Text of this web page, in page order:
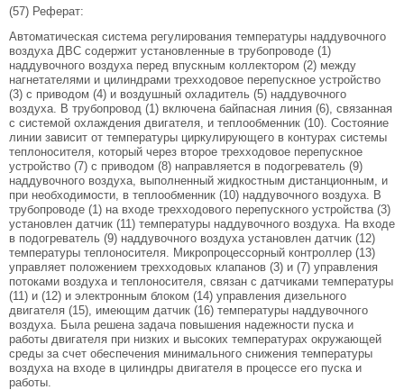
(57) Реферат:
Автоматическая система регулирования температуры наддувочного
воздуха ДВС содержит установленные в трубопроводе (1)
наддувочного воздуха перед впускным коллектором (2) между
нагнетателями и цилиндрами трехходовое перепускное устройство
(3) с приводом (4) и воздушный охладитель (5) наддувочного
воздуха. В трубопровод (1) включена байпасная линия (6), связанная
с системой охлаждения двигателя, и теплообменник (10). Состояние
линии зависит от температуры циркулирующего в контурах системы
теплоносителя, который через второе трехходовое перепускное
устройство (7) с приводом (8) направляется в подогреватель (9)
наддувочного воздуха, выполненный жидкостным дистанционным, и
при необходимости, в теплообменник (10) наддувочного воздуха. В
трубопроводе (1) на входе трехходового перепускного устройства (3)
установлен датчик (11) температуры наддувочного воздуха. На входе
в подогреватель (9) наддувочного воздуха установлен датчик (12)
температуры теплоносителя. Микропроцессорный контроллер (13)
управляет положением трехходовых клапанов (3) и (7) управления
потоками воздуха и теплоносителя, связан с датчиками температуры
(11) и (12) и электронным блоком (14) управления дизельного
двигателя (15), имеющим датчик (16) температуры наддувочного
воздуха. Была решена задача повышения надежности пуска и
работы двигателя при низких и высоких температурах окружающей
среды за счет обеспечения минимального снижения температуры
воздуха на входе в цилиндры двигателя в процессе его пуска и
работы.